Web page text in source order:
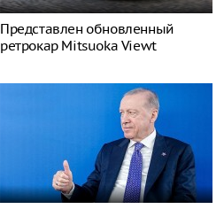
Представлен обновленный
ретрокар Mitsuoka Viewt